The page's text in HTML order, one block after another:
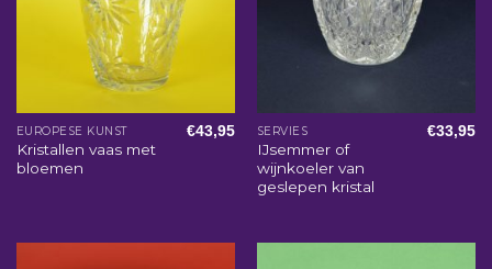
EUROPESE KUNST
Kristallen vaas met
bloemen
€43,95 SERVIES
IJsemmer of
wijnkoeler van
geslepen kristal
€33,95